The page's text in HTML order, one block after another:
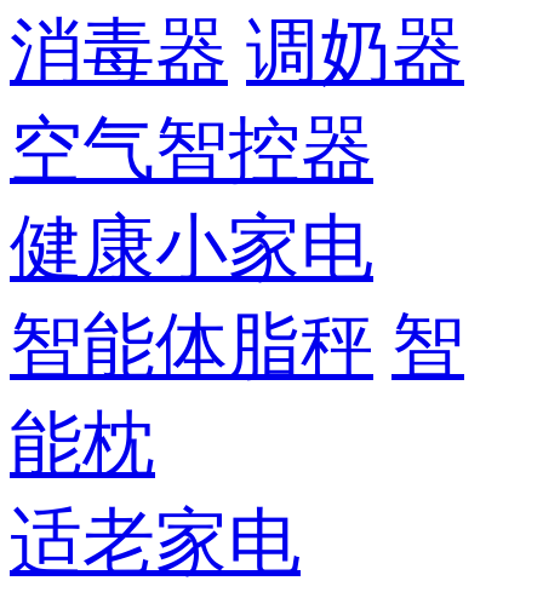
消毒器 调奶器
空气智控器
健康小家电
智能体脂秤 智
能枕
适老家电